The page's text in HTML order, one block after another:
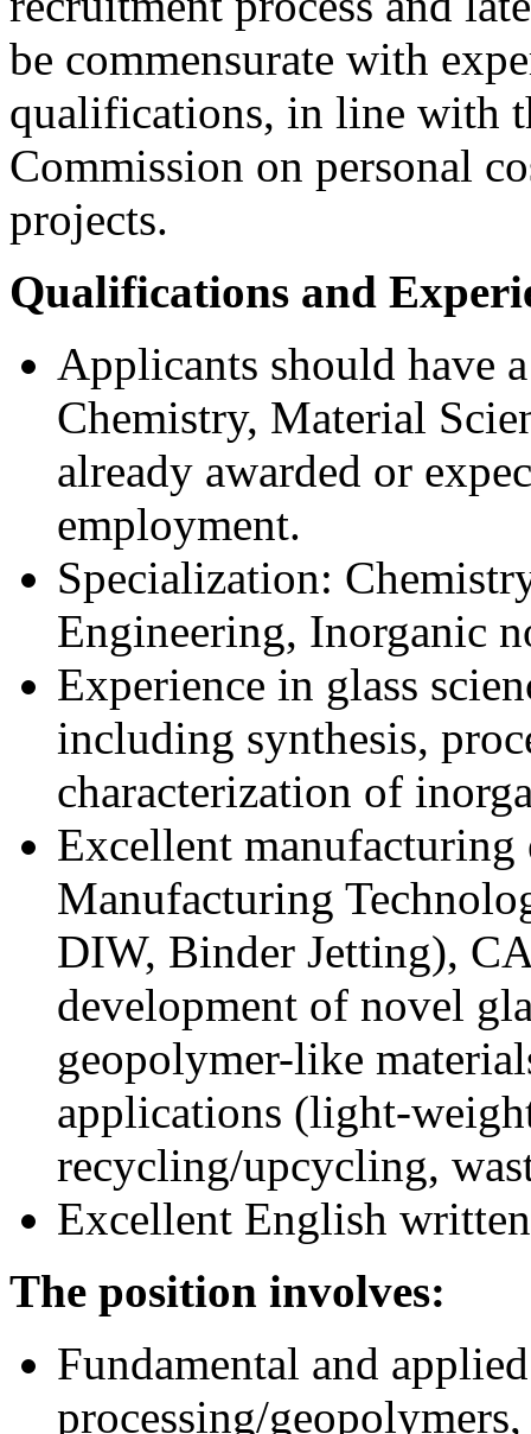
be commensurate with
qualifications, in line with
Commission on personal
projects.
Qualifications and
Applicants should have
Chemistry, Material
already awarded or
employment.
Specialization:
Engineering, Inorganic
Experience in glass
including synthesis,
characterization of
Excellent
Manufacturing
DIW, Binder Jetting),
development of novel
geopolymer-like
applications (light-
recycling/upcycling,
Excellent English
The position involves:
Fundamental and
processing/